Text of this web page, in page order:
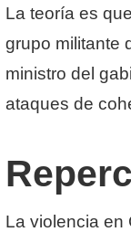
La teoría es
grupo militante
ministro del
ataques de
La violencia en